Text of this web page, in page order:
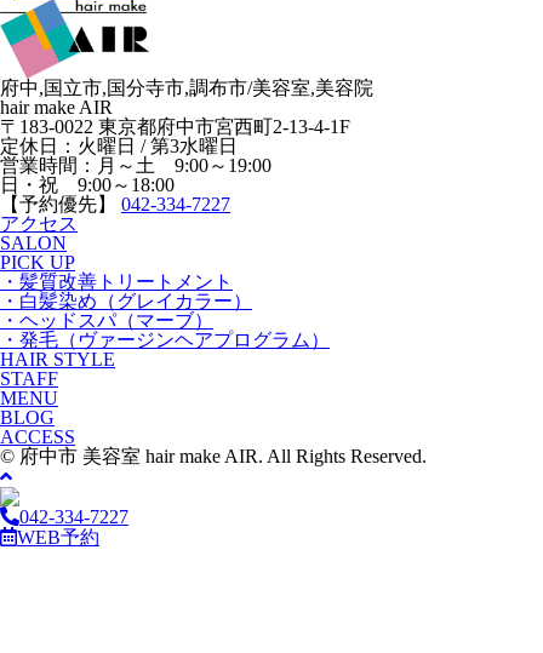
府中,国立市,国分寺市,調布市/美容室,美容院
hair make AIR
〒183-0022 東京都府中市宮西町2-13-4-1F
定休日：火曜日 / 第3水曜日
営業時間：月～土 9:00～19:00
日・祝 9:00～18:00
【予約優先】 042-334-7227
アクセス
SALON
PICK UP
・髪質改善トリートメント
・白髪染め（グレイカラー）
・ヘッドスパ（マーブ）
・発毛（ヴァージンヘアプログラム）
HAIR STYLE
STAFF
MENU
BLOG
ACCESS
© 府中市 美容室 hair make AIR. All Rights Reserved.
042-334-7227
WEB予約